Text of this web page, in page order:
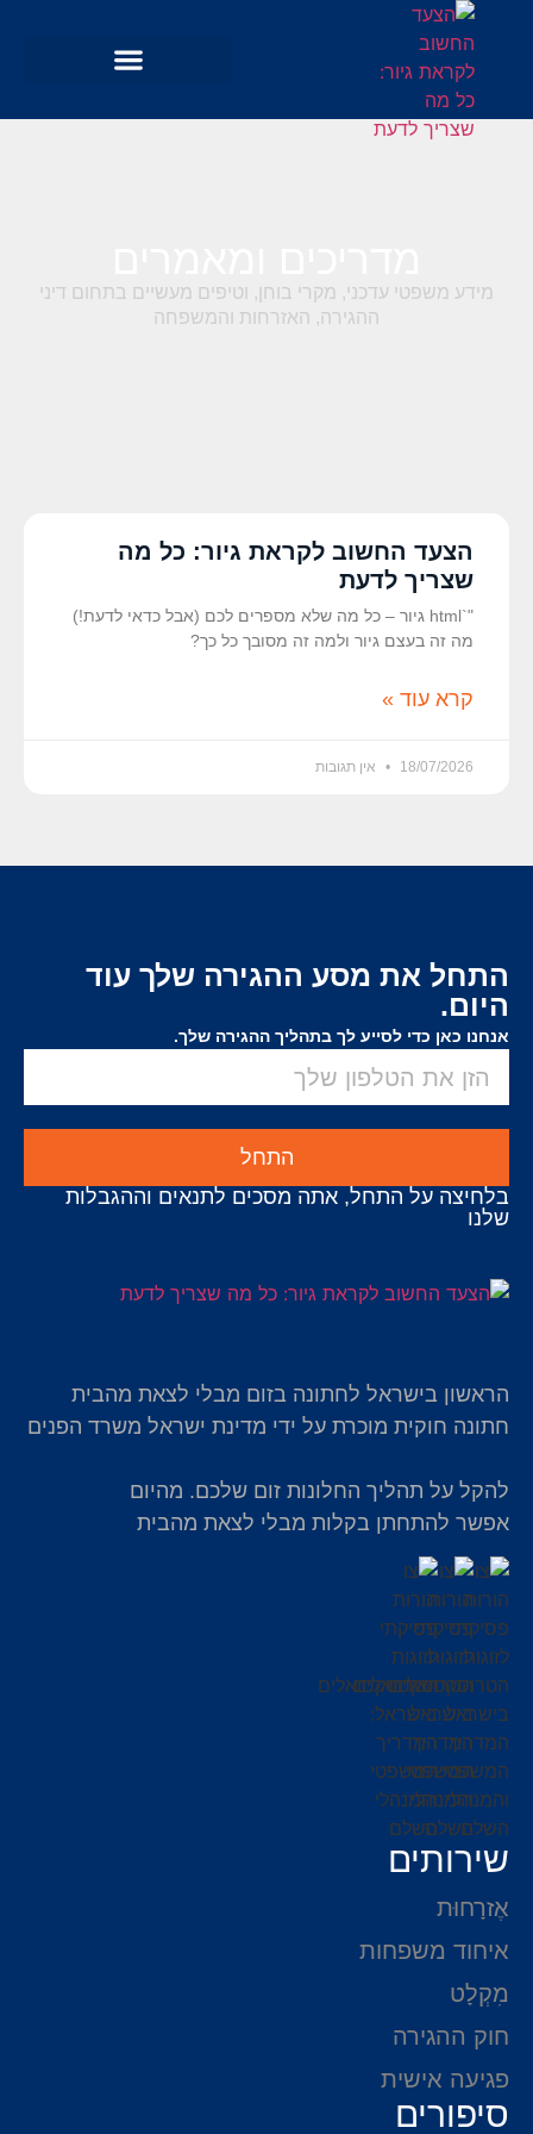
מידע משפטי עדכני, מקרי בוחן, וטיפים מעשיים בתחום דיני
ההגירה, האזרחות והמשפחה
הצעד החשוב לקראת גיור: כל מה
שצריך לדעת
"`html גיור – כל מה שלא מספרים לכם (אבל כדאי לדעת!)
מה זה בעצם גיור ולמה זה מסובך כל כך?
קרא עוד »
18/07/2026 אין תגובות
התחל את מסע ההגירה שלך עוד
היום.
אנחנו כאן כדי לסייע לך בתהליך ההגירה שלך.
התחל
בלחיצה על התחל, אתה מסכים לתנאים וההגבלות
שלנו
הראשון בישראל לחתונה בזום מבלי לצאת מהבית
חתונה חוקית מוכרת על ידי מדינת ישראל משרד הפנים
להקל על תהליך החלונות זום שלכם. מהיום
אפשר להתחתן בקלות מבלי לצאת מהבית
שירותים
אֶזרָחוּת
איחוד משפחות
מִקְלָט
חוק ההגירה
פגיעה אישית
סיפורים